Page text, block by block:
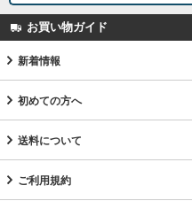
お買い物ガイド
新着情報
初めての方へ
送料について
ご利用規約